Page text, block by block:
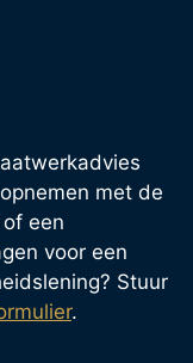
met de
een
voor een
Stuur
.